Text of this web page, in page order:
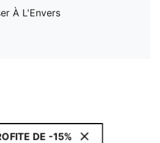
À L'Envers
DE -15%